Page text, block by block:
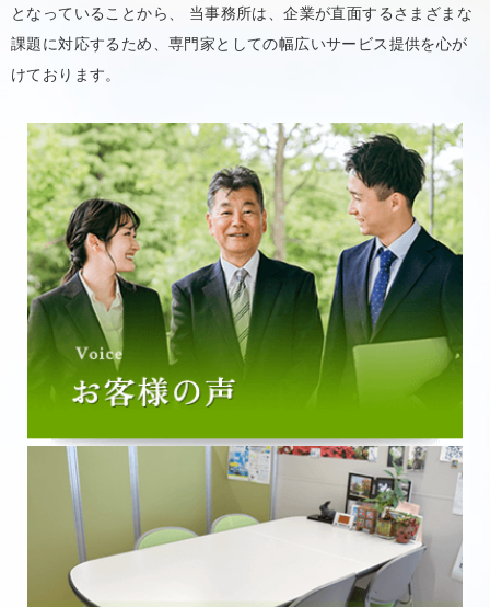
となっていることから、
当事務所は、企業が直面するさまざまな
課題に対応するため、専門家としての幅広いサービス提供を心が
けております。